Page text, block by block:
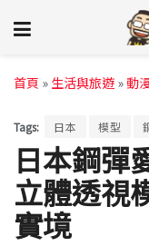
首頁 » 生活與旅遊 » 動
Tags: 日本 模型
日本鋼彈
立體透視
實境